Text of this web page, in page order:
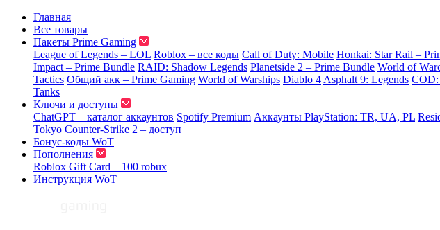
Главная
Все товары
Пакеты Prime Gaming
League of Legends – LOL Roblox – все коды Call of Duty: Mobile Honkai: Star Rail –
Impact – Prime Bundle RAID: Shadow Legends Planetside 2 – Prime Bundle World of
Tactics Общий акк – Prime Gaming World of Warships Diablo 4 Asphalt 9: Legends COD:
Tanks
Ключи и доступы
ChatGPT – каталог аккаунтов Spotify Premium Аккаунты PlayStation: TR, UA, PL
Tokyo Counter-Strike 2 – доступ
Бонус-коды WoT
Пополнения
Roblox Gift Card – 100 robux
Инструкция WoT